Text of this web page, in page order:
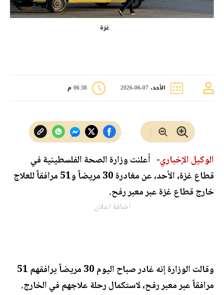
غزة
الأحد، 07-06-2026 06:38 م
الوكيل الإخباري- أعلنت وزارة الصحة الفلسطينية في
قطاع غزة، الأحد، عن مغادرة 30 مريضاً و51 مرافقاً للعلاج
خارج قطاع غزة عبر معبر رفح.
اضافة اعلان
وقالت الوزارة إنه غادر صباح اليوم 30 مريضاً يرافقهم 51
مرافقاً عبر معبر رفح، لاستكمال رحلة علاجهم في الخارج.